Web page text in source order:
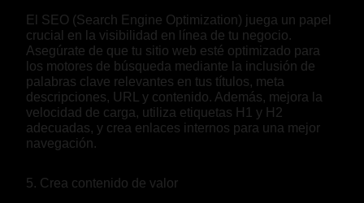
El SEO (Search Engine Optimization) juega un papel
crucial en la visibilidad en línea de tu negocio.
Asegúrate de que tu sitio web esté optimizado para
los motores de búsqueda mediante la inclusión de
palabras clave relevantes en tus títulos, meta
descripciones, URL y contenido. Además, mejora la
velocidad de carga, utiliza etiquetas H1 y H2
adecuadas, y crea enlaces internos para una mejor
navegación.
5. Crea contenido de valor